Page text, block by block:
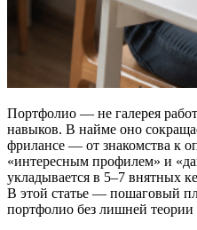
Портфолио — не галерея
навыков. В найме оно
фрилансе — от знакомства к
«интересным профилем» и
укладывается в 5–7 внятных
В этой статье — пошаговый
портфолио без лишней теории